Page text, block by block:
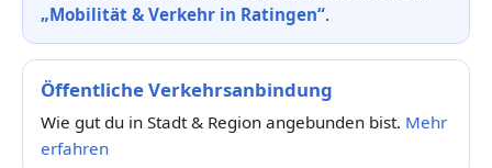
„Mobilität & Verkehr in Ratingen“.
Öffentliche Verkehrsanbindung
Wie gut du in Stadt & Region angebunden bist. Mehr
erfahren